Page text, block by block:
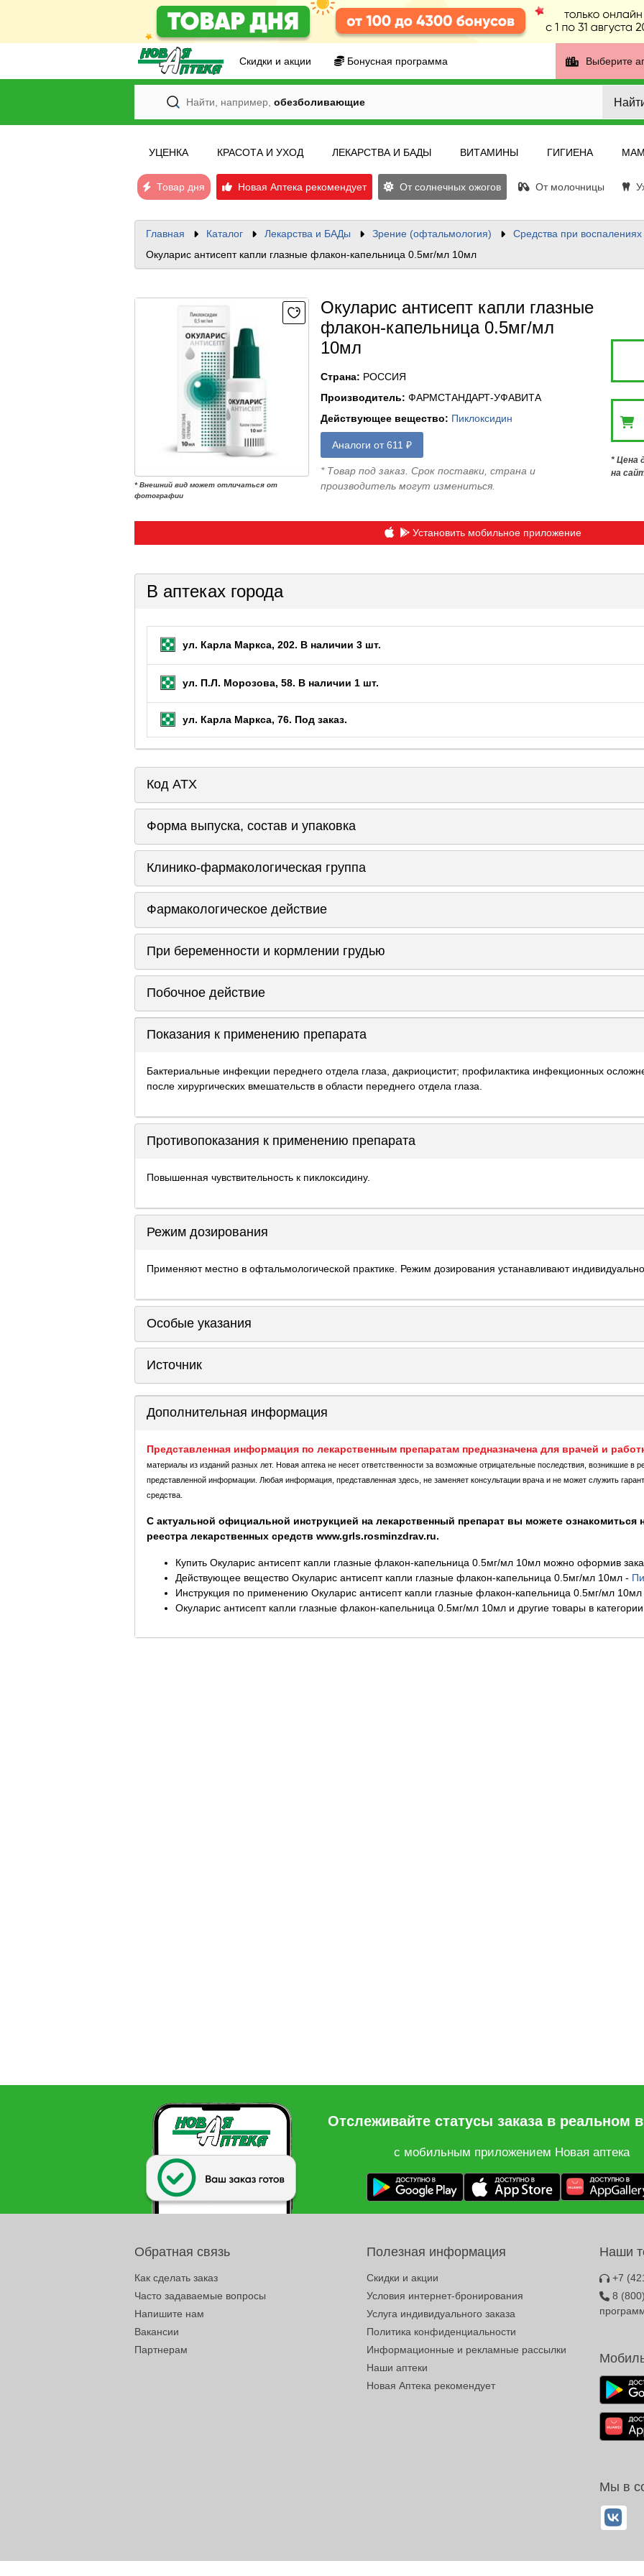
Скидки и акции Бонусная программа Выберите
Найти, например, обезболивающие
УЦЕНКА КРАСОТА И УХОД ЛЕКАРСТВА И БАДЫ ВИТАМИНЫ ГИГИЕНА
Товар дня Новая Аптека рекомендует От солнечных ожогов От молочницы
Главная Каталог Лекарства и БАДы Зрение (офтальмология)
Средства при воспалениях
Окуларис антисепт капли глазные флакон-капельница 0.5мг/мл 10мл
* Внешний вид может отличаться от
фотографии
Окуларис антисепт капли глазные
флакон-капельница 0.5мг/мл
10мл
Страна: РОССИЯ
Производитель: ФАРМСТАНДАРТ-УФАВИТА
Действующее вещество: Пиклоксидин
Аналоги от 611 ₽
* Товар под заказ. Срок поставки, страна и
производитель могут измениться.
* Цена
на
Установить мобильное приложение
В аптеках города
ул. Карла Маркса, 202. В наличии 3 шт.
ул. П.Л. Морозова, 58. В наличии 1 шт.
ул. Карла Маркса, 76. Под заказ.
Код ATX
Форма выпуска, состав и упаковка
Клинико-фармакологическая группа
Фармакологическое действие
При беременности и кормлении грудью
Побочное действие
Показания к применению препарата
Бактериальные инфекции переднего отдела глаза, дакриоцистит; профилактика инфекционных
после хирургических вмешательств в области переднего отдела глаза.
Противопоказания к применению препарата
Повышенная чувствительность к пиклоксидину.
Режим дозирования
Применяют местно в офтальмологической практике. Режим дозирования устанавливают
Особые указания
Источник
Дополнительная информация
Представленная информация по лекарственным препаратам предназначена для врачей и
материалы из изданий разных лет. Новая аптека не несет ответственности за возможные отрицательные последствия, возникшие в
представленной информации. Любая информация, представленная здесь, не заменяет консультации врача и не может служить
средства.
С актуальной официальной инструкцией на лекарственный препарат вы можете ознакомиться
реестра лекарственных средств www.grls.rosminzdrav.ru.
Купить Окуларис антисепт капли глазные флакон-капельница 0.5мг/мл 10мл можно оформив
Действующее вещество Окуларис антисепт капли глазные флакон-капельница 0.5мг/мл 10мл -
Инструкция по применению Окуларис антисепт капли глазные флакон-капельница 0.5мг/мл 10мл
Окуларис антисепт капли глазные флакон-капельница 0.5мг/мл 10мл и другие товары в категории
Отслеживайте статусы заказа в реальном
с мобильным приложением Новая аптека
Обратная связь
Как сделать заказ
Часто задаваемые вопросы
Напишите нам
Вакансии
Партнерам
Полезная информация
Скидки и акции
Условия интернет-бронирования
Услуга индивидуального заказа
Политика конфиденциальности
Информационные и рекламные рассылки
Наши аптеки
Новая Аптека рекомендует
Наши
+7
8
Мы в